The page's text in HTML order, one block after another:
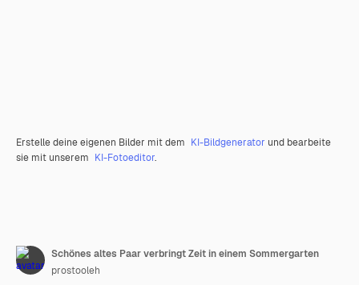
Erstelle deine eigenen Bilder mit dem KI-Bildgenerator und bearbeite
sie mit unserem KI-Fotoeditor.
Schönes altes Paar verbringt Zeit in einem Sommergarten
prostooleh